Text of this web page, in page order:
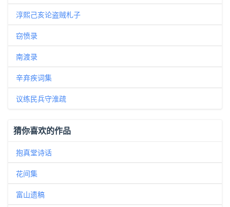
淳熙己亥论盗贼札子
窃愤录
南渡录
辛弃疾词集
议练民兵守淮疏
猜你喜欢的作品
抱真堂诗话
花间集
富山遗稿